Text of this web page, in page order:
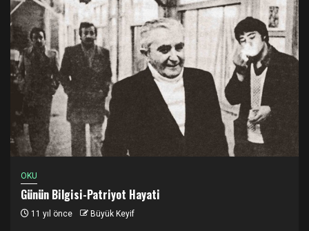
OKU
Günün Bilgisi-Patriyot Hayati
11 yıl önce Büyük Keyif